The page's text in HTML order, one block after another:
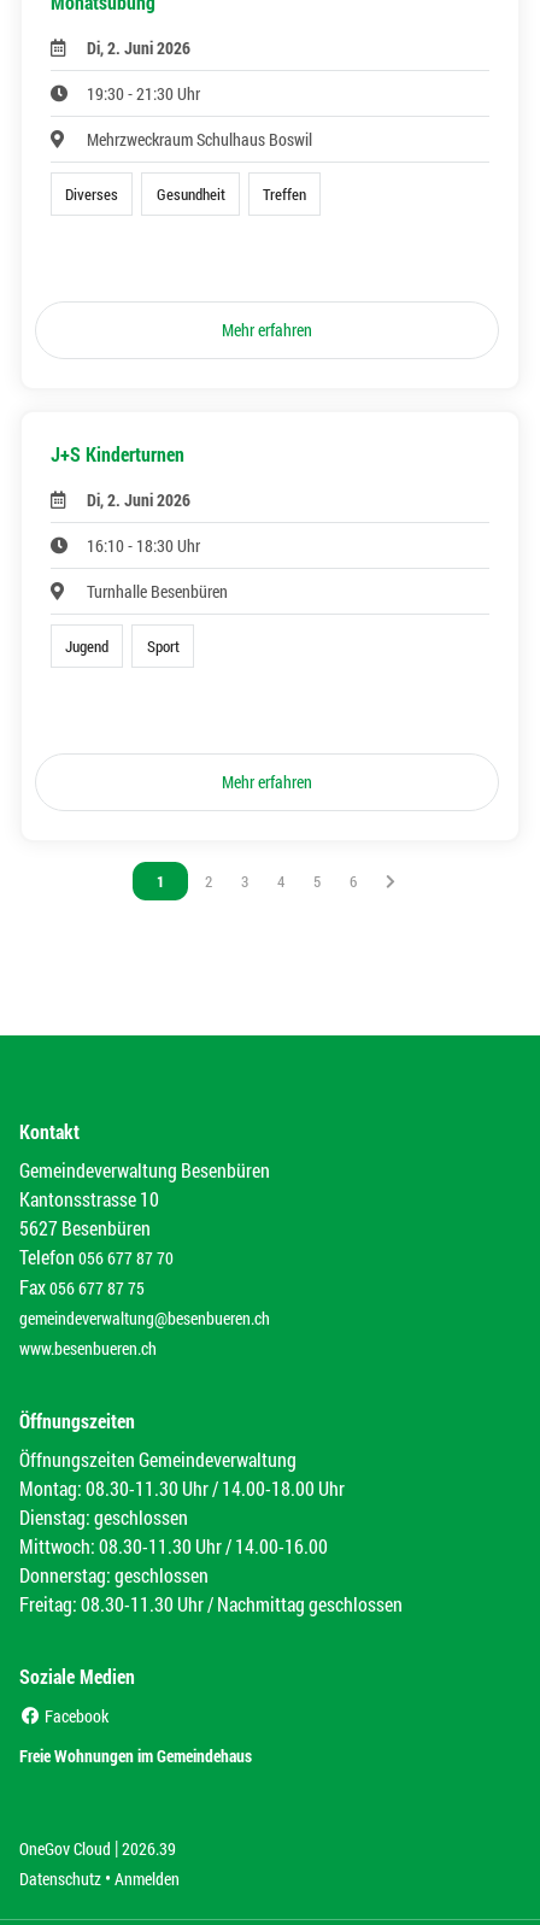
Di, 2. Juni 2026
19:30 - 21:30 Uhr
Mehrzweckraum Schulhaus Boswil
Diverses Gesundheit Treffen
Mehr erfahren
J+S Kinderturnen
Di, 2. Juni 2026
16:10 - 18:30 Uhr
Turnhalle Besenbüren
Jugend Sport
Mehr erfahren
Vous êtes sur la page
1 Vous êtes sur la page
2 Vous êtes sur la page
3 Vous êtes sur la page
4 Vous êtes sur la page
5 Vous êtes sur la page
6
Kontakt
Gemeindeverwaltung Besenbüren
Kantonsstrasse 10
5627 Besenbüren
Telefon 056 677 87 70
Fax056 677 87 75
gemeindeverwaltung@besenbueren.ch
www.besenbueren.ch
Öffnungszeiten
Öffnungszeiten Gemeindeverwaltung
Montag: 08.30-11.30 Uhr / 14.00-18.00 Uhr
Dienstag: geschlossen
Mittwoch: 08.30-11.30 Uhr / 14.00-16.00
Donnerstag: geschlossen
Freitag: 08.30-11.30 Uhr / Nachmittag geschlossen
Soziale Medien
Facebook
Freie Wohnungen im Gemeindehaus
OneGov Cloud (External Link)
|2026.39
Datenschutz (External Link)
Anmelden